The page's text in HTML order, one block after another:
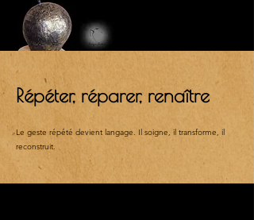
Répéter, réparer, renaître
Le geste répété devient langage. Il soigne, il transforme, il
reconstruit.